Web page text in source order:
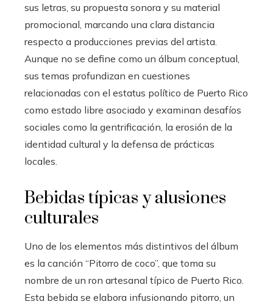
sus letras, su propuesta sonora y su material
promocional, marcando una clara distancia
respecto a producciones previas del artista.
Aunque no se define como un álbum conceptual,
sus temas profundizan en cuestiones
relacionadas con el estatus político de Puerto Rico
como estado libre asociado y examinan desafíos
sociales como la gentrificación, la erosión de la
identidad cultural y la defensa de prácticas
locales.
Bebidas típicas y alusiones
culturales
Uno de los elementos más distintivos del álbum
es la canción “Pitorro de coco”, que toma su
nombre de un ron artesanal típico de Puerto Rico.
Esta bebida se elabora infusionando pitorro, un